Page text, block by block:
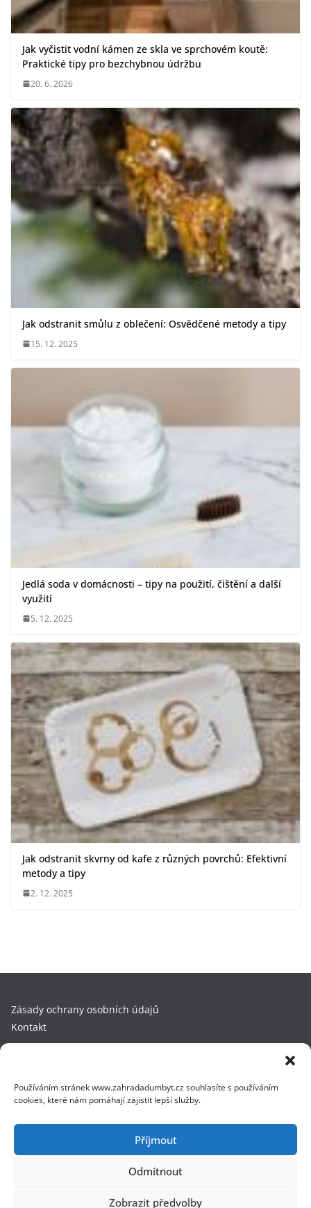
Používáním stránek www.zahradadumbyt.cz souhlasíte s používáním
cookies, které nám pomáhají zajistit lepší služby.
Příjmout
Odmítnout
Zobrazit předvolby
Jak vyčistit vodní kámen ze skla ve sprchovém koutě:
Praktické tipy pro bezchybnou údržbu
20. 6. 2026
Jak odstranit smůlu z oblečení: Osvědčené metody a tipy
15. 12. 2025
Jedlá soda v domácnosti – tipy na použití, čištění a další
využití
5. 12. 2025
Jak odstranit skvrny od kafe z různých povrchů: Efektivní
metody a tipy
2. 12. 2025
Zásady ochrany osobních údajů
Kontakt
Copyright © 2025 ZahradaDumByt.cz. Kopírování a přebírání
práva vyhrazena. Fotky používáme zDepositPhotos.com.
vyhrazena.